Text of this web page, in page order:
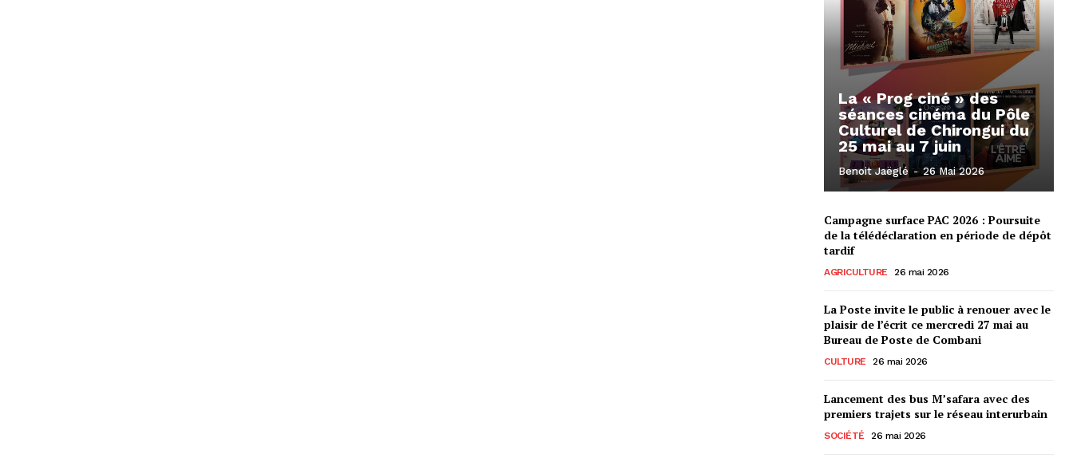
La « Prog ciné » des
séances cinéma du Pôle
Culturel de Chirongui du
25 mai au 7 juin
Benoit Jaëglé - 26 Mai 2026
Campagne surface PAC 2026 : Poursuite
de la télédéclaration en période de dépôt
tardif
AGRICULTURE 26 mai 2026
La Poste invite le public à renouer avec le
plaisir de l’écrit ce mercredi 27 mai au
Bureau de Poste de Combani
CULTURE 26 mai 2026
Lancement des bus M’safara avec des
premiers trajets sur le réseau interurbain
SOCIÉTÉ 26 mai 2026